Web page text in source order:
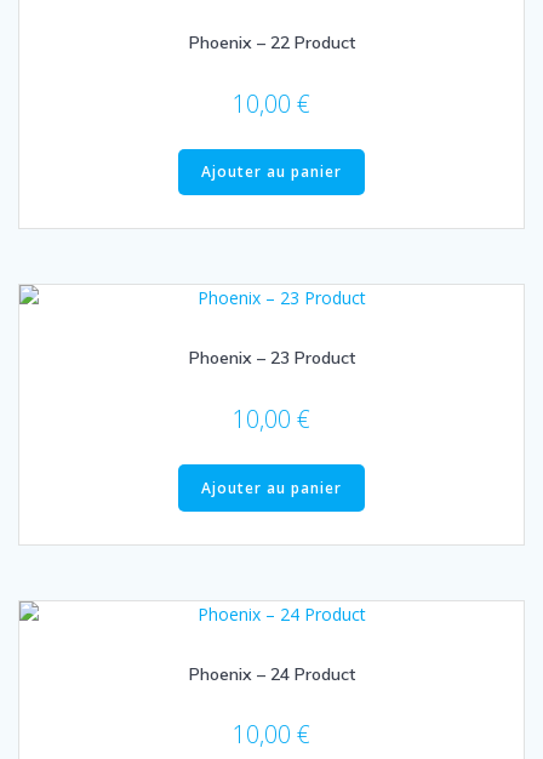
Phoenix – 22 Product
10,00 €
Ajouter au panier
Phoenix – 23 Product
10,00 €
Ajouter au panier
Phoenix – 24 Product
10,00 €